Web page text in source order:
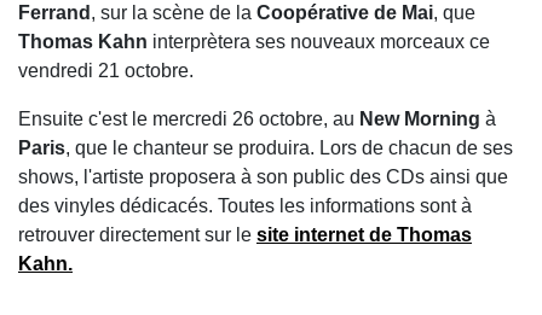
Ferrand , sur la scène de la Coopérative de Mai, que
Thomas Kahn interprètera ses nouveaux morceaux ce
vendredi 21 octobre.
Ensuite c'est le mercredi 26 octobre, au New Morning à
Paris, que le chanteur se produira. Lors de chacun de ses
shows, l'artiste proposera à son public des CDs ainsi que
des vinyles dédicacés. Toutes les informations sont à
retrouver directement sur le site internet de Thomas
Kahn.